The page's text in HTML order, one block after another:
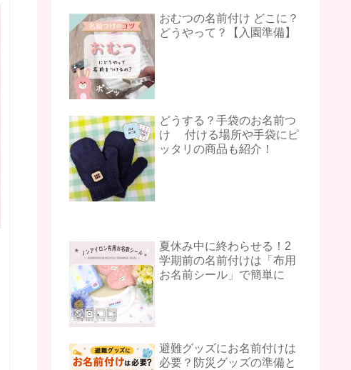
おむつの名前付け どこに？
どうやって？【入園準備】
どうする？手袋のお名前つ
け 付ける場所や手袋にピ
ッタリの商品も紹介！
夏休み中に終わらせる！2
学期前の名前付けは「布用
お名前シール」で簡単に
避難グッズにお名前付けは
必要？防災グッズの準備と